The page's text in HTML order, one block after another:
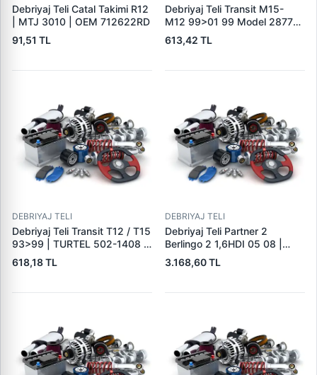
Debriyaj Teli Catal Takimi R12
| MTJ 3010 | OEM 712622RD
91,51 TL
Debriyaj Teli Transit M15-
M12 99>01 99 Model 2877
T15-T12 | TURTEL 502-1422
| OEM 96VB 7K553 CA
613,42 TL
DEBRIYAJ TELI
Debriyaj Teli Transit T12 / T15
93>99 | TURTEL 502-1408 |
OEM 88VB-7K553-AA
618,18 TL
DEBRIYAJ TELI
Debriyaj Teli Partner 2
Berlingo 2 1,6HDI 05 08 |
KRAFTVOLL 01090155 | OEM
2444V9 71729169
3.168,60 TL